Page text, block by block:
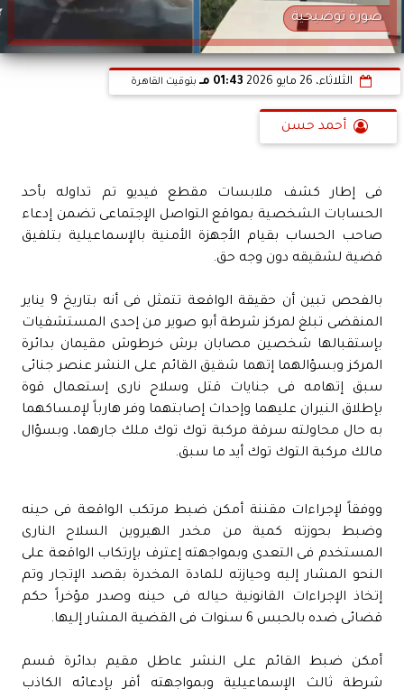
صورة توضيحية
الثلاثاء، 26 مايو 2026 01:43 مـ بتوقيت القاهرة
أحمد حسن
فى إطار كشف ملابسات مقطع فيديو تم تداوله بأحد
الحسابات الشخصية بمواقع التواصل الإجتماعى تضمن إدعاء
صاحب الحساب بقيام الأجهزة الأمنية بالإسماعيلية بتلفيق
قضية لشقيقه دون وجه حق.
بالفحص تبين أن حقيقة الواقعة تتمثل فى أنه بتاريخ 9 يناير
المنقضى تبلغ لمركز شرطة أبو صوير من إحدى المستشفيات
بإستقبالها شخصين مصابان برش خرطوش مقيمان بدائرة
المركز وبسؤالهما إتهما شقيق القائم على النشر عنصر جنائى
سبق إتهامه فى جنايات قتل وسلاح نارى إستعمال قوة
بإطلاق النيران عليهما وإحداث إصابتهما وفر هارباً لإمساكهما
به حال محاولته سرقة مركبة توك توك ملك جارهما، وبسؤال
مالك مركبة التوك توك أيد ما سبق.
ووفقاً لإجراءات مقننة أمكن ضبط مرتكب الواقعة فى حينه
وضبط بحوزته كمية من مخدر الهيروين السلاح النارى
المستخدم فى التعدى وبمواجهته إعترف بإرتكاب الواقعة على
النحو المشار إليه وحيازته للمادة المخدرة بقصد الإتجار وتم
إتخاذ الإجراءات القانونية حياله فى حينه وصدر مؤخراً حكم
قضائى ضده بالحبس 6 سنوات فى القضية المشار إليها.
أمكن ضبط القائم على النشر عاطل مقيم بدائرة قسم
شرطة ثالث الإسماعيلية وبمواجهته أقر بإدعائه الكاذب